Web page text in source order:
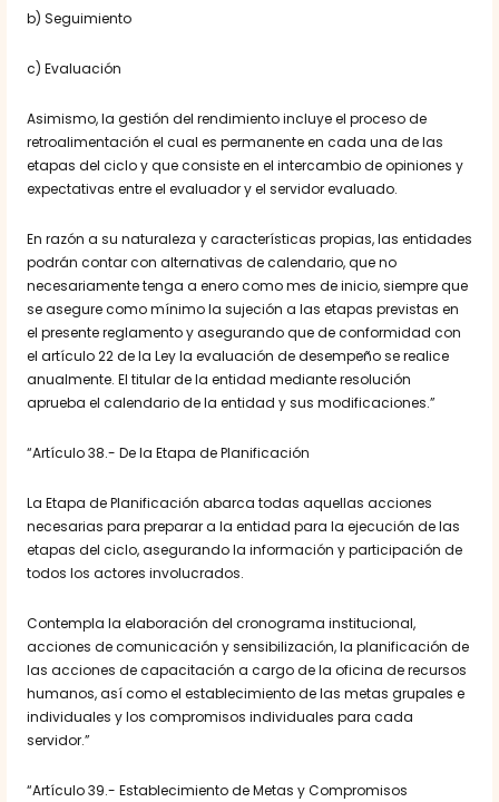
b) Seguimiento
c) Evaluación
Asimismo, la gestión del rendimiento incluye el proceso de
retroalimentación el cual es permanente en cada una de las
etapas del ciclo y que consiste en el intercambio de opiniones y
expectativas entre el evaluador y el servidor evaluado.
En razón a su naturaleza y características propias, las entidades
podrán contar con alternativas de calendario, que no
necesariamente tenga a enero como mes de inicio, siempre que
se asegure como mínimo la sujeción a las etapas previstas en
el presente reglamento y asegurando que de conformidad con
el artículo 22 de la Ley la evaluación de desempeño se realice
anualmente. El titular de la entidad mediante resolución
aprueba el calendario de la entidad y sus modificaciones.”
“Artículo 38.- De la Etapa de Planificación
La Etapa de Planificación abarca todas aquellas acciones
necesarias para preparar a la entidad para la ejecución de las
etapas del ciclo, asegurando la información y participación de
todos los actores involucrados.
Contempla la elaboración del cronograma institucional,
acciones de comunicación y sensibilización, la planificación de
las acciones de capacitación a cargo de la oficina de recursos
humanos, así como el establecimiento de las metas grupales e
individuales y los compromisos individuales para cada
servidor.”
“Artículo 39.- Establecimiento de Metas y Compromisos